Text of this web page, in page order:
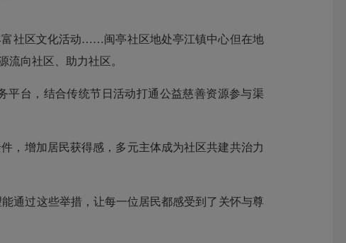
社区文化活动……闽亭社区地处亭江镇中心但在地
流向社区、助力社区。
台，结合传统节日活动打通公益慈善资源参与渠
，增加居民获得感，多元主体成为社区共建共治力
通过这些举措，让每一位居民都感受到了关怀与尊